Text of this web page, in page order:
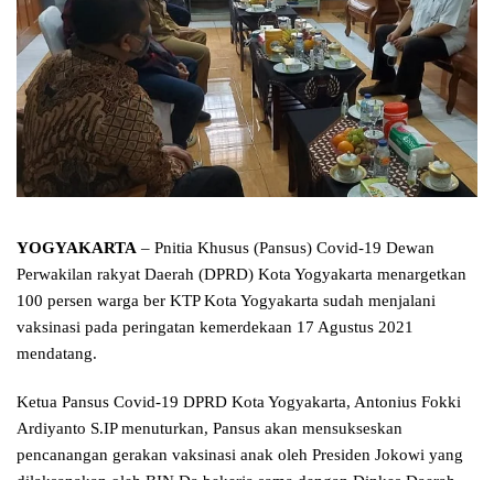
YOGYAKARTA – Pnitia Khusus (Pansus) Covid-19 Dewan
Perwakilan rakyat Daerah (DPRD) Kota Yogyakarta menargetkan
100 persen warga ber KTP Kota Yogyakarta sudah menjalani
vaksinasi pada peringatan kemerdekaan 17 Agustus 2021
mendatang.
Ketua Pansus Covid-19 DPRD Kota Yogyakarta, Antonius Fokki
Ardiyanto S.IP menuturkan, Pansus akan mensukseskan
pencanangan gerakan vaksinasi anak oleh Presiden Jokowi yang